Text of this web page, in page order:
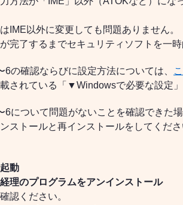
IME以外に変更しても問題ありません。
完了するまでセキュリティソフトを一
6の確認ならびに設定方法については、
されている「▼Windowsで必要な設定」
6について問題がないことを確認できた
ストールと再インストールをしてくださ
動
理のプログラムをアンインストール
認ください。